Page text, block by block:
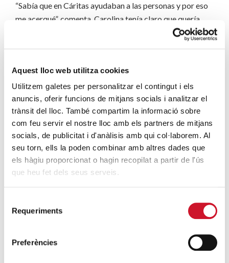
Aquest lloc web utilitza cookies
Utilitzem galetes per personalitzar el contingut i els
anuncis, oferir funcions de mitjans socials i analitzar el
trànsit del lloc. També compartim la informació sobre
com feu servir el nostre lloc amb els partners de mitjans
socials, de publicitat i d'anàlisis amb qui col·laborem. Al
seu torn, ells la poden combinar amb altres dades que
els hàgiu proporcionat o hagin recopilat a partir de l'ús
que heu fet dels seus serveis.
Requeriments
Preferències
“Sabía que en Cáritas ayudaban a las personas y por eso
me acerqué”, comenta. Carolina tenía claro que quería
trabajar en el sector de la alimentación, por lo que se
duró tres meses e incluía prácticas laborales. “La
experiencia fue muy útil, ya que aprendí a trabajar,
trabajando”, apunta.
Carolina hizo las prácticas en Gadis, la cadena de
supermercado gallega. Pocas semanas después de
acabar su formación, esta empresa le ofreció un
contrato. Desde hace más de siete meses trabaja en la
carnicería de esa superficie comercial. “Ahora he
afirma.
trabajo, ya que “supone una oportunidad de cambio y de